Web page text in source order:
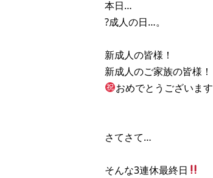
本日…
?成人の日…。
新成人の皆様！
新成人のご家族の皆様！
おめでとうございます
さてさて…
そんな3連休最終日